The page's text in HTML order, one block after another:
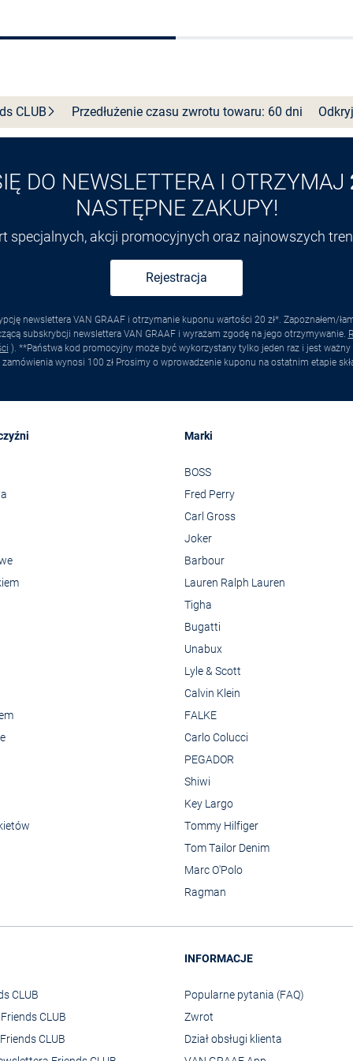
CLUB Przedłużenie czasu zwrotu towaru: 60 dni
DO NEWSLETTERA I OTRZYMAJ
NASTĘPNE ZAKUPY!
specjalnych, akcji promocyjnych oraz najnowszych
Rejestracja
newslettera VAN GRAAF i otrzymanie kuponu wartości 20 zł*. Zapoznałem/
subskrybcji newslettera VAN GRAAF i wyrażam zgodę na jego otrzymywanie.
). **Państwa kod promocyjny może być wykorzystany tylko jeden raz i jest
wynosi 100 zł Prosimy o wprowadzenie kuponu na ostatnim etapie
Marki
BOSS
Fred Perry
Carl Gross
Joker
Barbour
Lauren Ralph Lauren
Tigha
Bugatti
Unabux
Lyle & Scott
Calvin Klein
FALKE
Carlo Colucci
PEGADOR
Shiwi
Key Largo
Tommy Hilfiger
Tom Tailor Denim
Marc O'Polo
Ragman
CLUB
CLUB
CLUB
INFORMACJE
Popularne pytania (FAQ)
Zwrot
Dział obsługi klienta